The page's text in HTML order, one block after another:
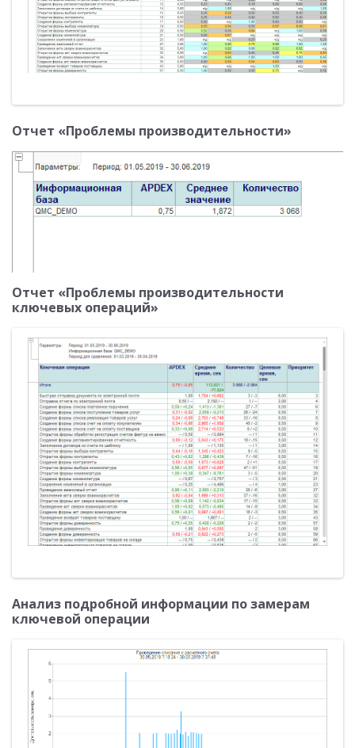
Отчет «Проблемы производительности»
Отчет «Проблемы производительности
ключевых операций»
Анализ подробной информации по замерам
ключевой операции